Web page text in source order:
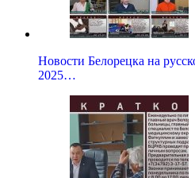
Новости Белорецка на
2025…